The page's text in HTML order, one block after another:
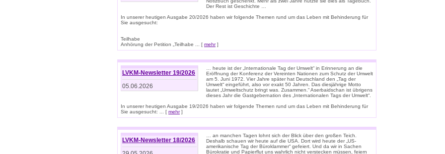
Der Rest ist Geschichte …
In unserer heutigen Ausgabe 20/2026 haben wir folgende Themen rund um das Leben mit Behinderung für
Sie ausgesucht:
Teilhabe
Anhörung der Petition „Teilhabe ... [ mehr]
LVKM-Newsletter 19/2026
05.06.2026
… heute ist der „Internationale Tag der Umwelt“ in Erinnerung an die
Eröffnung der Konferenz der Vereinten Nationen zum Schutz der Umwelt
am 5. Juni 1972. Vier Jahre später hat Deutschland den „Tag der
Umwelt“ eingeführt, also vor exakt 50 Jahren. Das diesjährige Motto
lautet „Umweltschutz bringt was. Zusammen.“ Aserbaidschan ist übrigens
dieses Jahr die Gastgebernation des „Internationalen Tags der Umwelt“.
In unserer heutigen Ausgabe 19/2026 haben wir folgende Themen rund um das Leben mit Behinderung für
Sie ausgesucht: ... [ mehr]
LVKM-Newsletter 18/2026
… an manchen Tagen lohnt sich der Blick über den großen Teich.
Deshalb schauen wir heute auf die USA. Dort wird heute der „US-
amerikanische Tag der Büroklammer“ gefeiert. Und da wir in Sachen
Bürokratie und Papierflut uns wahrlich nicht verstecken müssen, feiern